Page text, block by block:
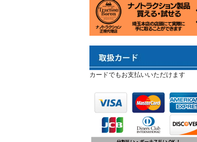
車のフロントガラス交換の料金相
場と作業手順
車のドアロック修理の料金と作業
2023.10.30
コーティングが無料で利用できるチ
ャンス！X（旧Twitter）キャンペーン
2023.10.21
秋田県の「能代ポータル」にて得洗
隊を紹介いただきました
第15回ふじみ野市産業まつりに出店
します
2023.10.09
チバテレビ「チバテレ稼ぐ力養成講
カードでもお支払いいただけます